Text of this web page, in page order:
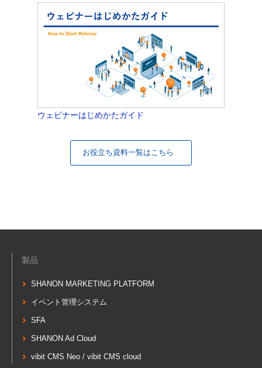
ウェビナーはじめかたガイド
お役立ち資料一覧はこちら
製品
SHANON MARKETING PLATFORM
イベント管理システム
SFA
SHANON Ad Cloud
vibit CMS Neo / vibit CMS cloud